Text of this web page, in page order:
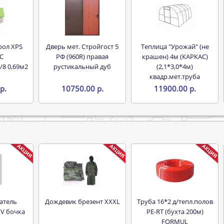
0,69м2
Дверь мет. Стройгост 5
РФ (960R) правая
рустикальный дуб
10750.00 р.
Теплица "Урожай" (не
крашен) 4м (КАРКАС)
(2,1*3,0*4м)
квадр.мет.труба
11900.00 р.
V бочка
Дождевик брезент XXXL
Труба 16*2 д/тепл.полов
PE-RT (бухта 200м)
FORMUL